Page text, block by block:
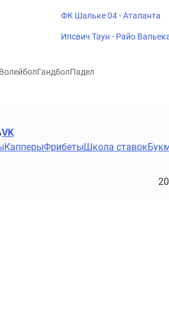
ФК Шальке 04 - Аталанта
Ипсвич Таун - Райо
ВолейболГандболПадел
VK
КапперыФрибетыШкола ставок